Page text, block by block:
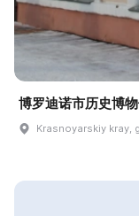
博罗迪诺市历史博
Krasnoyarskiy kray,